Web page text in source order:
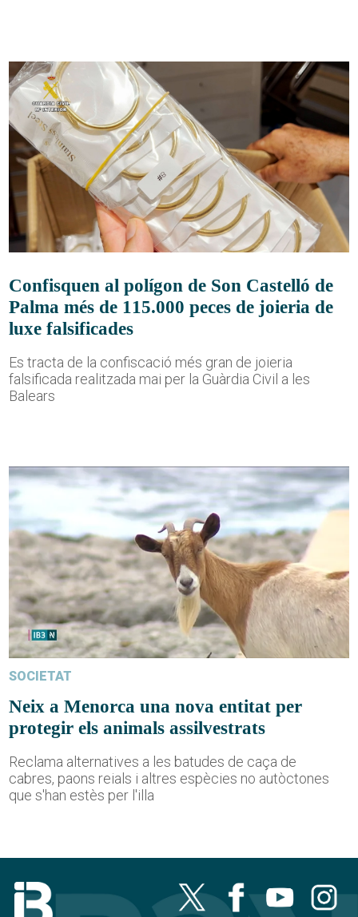
Confisquen al polígon de Son Castelló de
Palma més de 115.000 peces de joieria de
luxe falsificades
Es tracta de la confiscació més gran de joieria
falsificada realitzada mai per la Guàrdia Civil a les
Balears
SOCIETAT
Neix a Menorca una nova entitat per
protegir els animals assilvestrats
Reclama alternatives a les batudes de caça de
cabres, paons reials i altres espècies no autòctones
que s'han estès per l'illa